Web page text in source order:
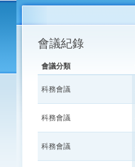
會議紀錄
會議分類
科務會議
科務會議
科務會議